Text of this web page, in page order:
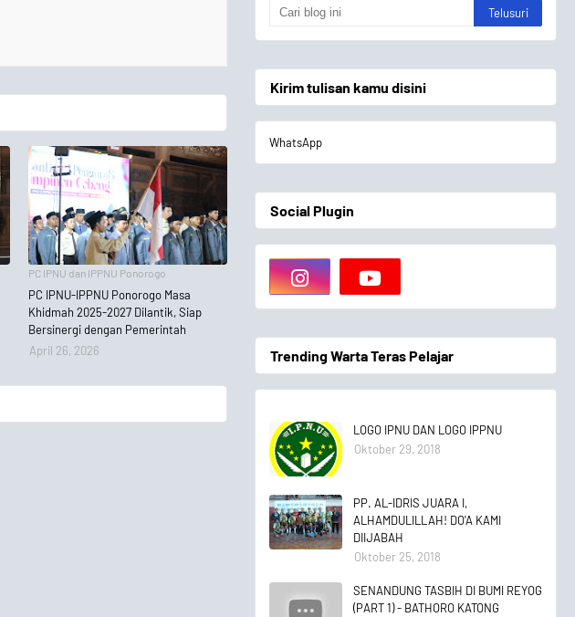
PC IPNU dan IPPNU Ponorogo
PC IPNU-IPPNU Ponorogo Masa
Khidmah 2025-2027 Dilantik, Siap
Bersinergi dengan Pemerintah
April 26, 2026
Kirim tulisan kamu disini
WhatsApp
Social Plugin
Trending Warta Teras Pelajar
LOGO IPNU DAN LOGO IPPNU
Oktober 29, 2018
PP. AL-IDRIS JUARA I,
ALHAMDULILLAH! DO'A KAMI
DIIJABAH
Oktober 25, 2018
SENANDUNG TASBIH DI BUMI REYOG
(PART 1) - BATHORO KATONG